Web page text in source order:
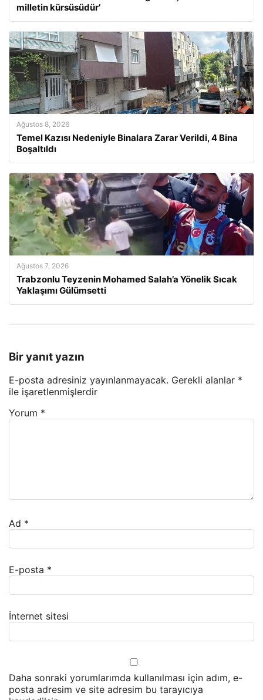
milletin kürsüsüdür’
Ağustos 8, 2026
Temel Kazısı Nedeniyle Binalara Zarar Verildi, 4 Bina
Boşaltıldı
Ağustos 7, 2026
Trabzonlu Teyzenin Mohamed Salah’a Yönelik Sıcak
Yaklaşımı Gülümsetti
Bir yanıt yazın
E-posta adresiniz yayınlanmayacak. Gerekli alanlar *
ile işaretlenmişlerdir
Yorum *
Ad *
E-posta *
İnternet sitesi
Daha sonraki yorumlarımda kullanılması için adım, e-
posta adresim ve site adresim bu tarayıcıya